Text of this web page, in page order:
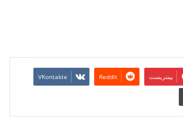
پینتریست Reddit
VKontakte